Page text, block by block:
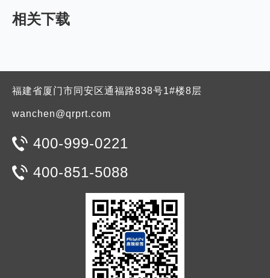
相关下载
福建省厦门市同安区通福路838号1#楼8层
wanchen@qrprt.com
400-999-0221
400-851-5088